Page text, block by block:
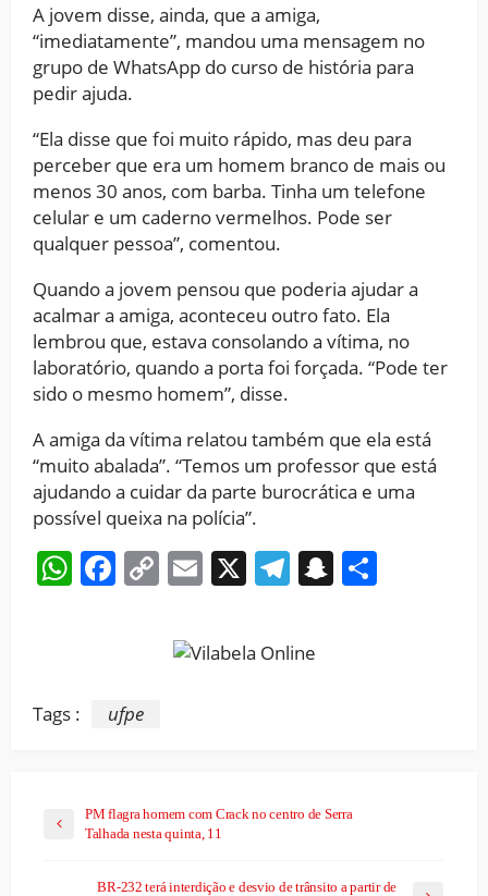
A jovem disse, ainda, que a amiga,
“imediatamente”, mandou uma mensagem no
grupo de WhatsApp do curso de história para
pedir ajuda.
“Ela disse que foi muito rápido, mas deu para
perceber que era um homem branco de mais ou
menos 30 anos, com barba. Tinha um telefone
celular e um caderno vermelhos. Pode ser
qualquer pessoa”, comentou.
Quando a jovem pensou que poderia ajudar a
acalmar a amiga, aconteceu outro fato. Ela
lembrou que, estava consolando a vítima, no
laboratório, quando a porta foi forçada. “Pode ter
sido o mesmo homem”, disse.
A amiga da vítima relatou também que ela está
“muito abalada”. “Temos um professor que está
ajudando a cuidar da parte burocrática e uma
possível queixa na polícia”.
WhatsApp
Facebook
CopyEmail
X Telegram
Snapchat
Tags : ufpe
PM flagra homem com Crack no centro de Serra
Talhada nesta quinta, 11
BR-232 terá interdição e desvio de trânsito a partir de